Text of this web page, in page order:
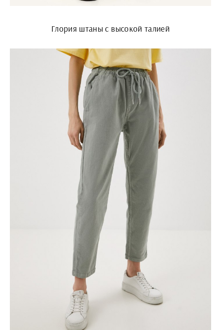
Глория штаны с высокой талией